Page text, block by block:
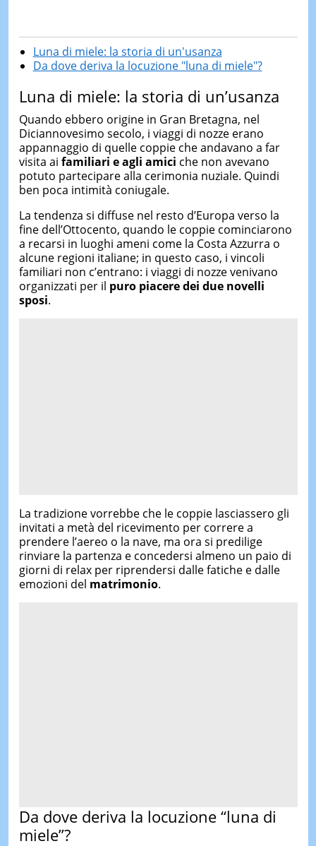
Luna di miele: la storia di un'usanza
Da dove deriva la locuzione "luna di miele"?
Luna di miele: la storia di un’usanza
Quando ebbero origine in Gran Bretagna, nel
Diciannovesimo secolo, i viaggi di nozze erano
appannaggio di quelle coppie che andavano a far
visita ai familiari e agli amici che non avevano
potuto partecipare alla cerimonia nuziale. Quindi
ben poca intimità coniugale.
La tendenza si diffuse nel resto d’Europa verso la
fine dell’Ottocento, quando le coppie cominciarono
a recarsi in luoghi ameni come la Costa Azzurra o
alcune regioni italiane; in questo caso, i vincoli
familiari non c’entrano: i viaggi di nozze venivano
organizzati per il puro piacere dei due novelli
sposi.
La tradizione vorrebbe che le coppie lasciassero gli
invitati a metà del ricevimento per correre a
prendere l’aereo o la nave, ma ora si predilige
rinviare la partenza e concedersi almeno un paio di
giorni di relax per riprendersi dalle fatiche e dalle
emozioni del matrimonio.
Da dove deriva la locuzione “luna di
miele”?